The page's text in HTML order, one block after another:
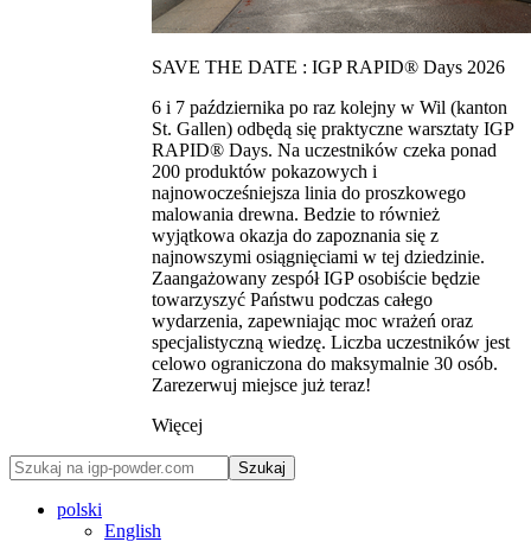
SAVE THE DATE : IGP RAPID® Days 2026
6 i 7 października po raz kolejny w Wil (kanton
St. Gallen) odbędą się praktyczne warsztaty IGP
RAPID® Days. Na uczestników czeka ponad
200 produktów pokazowych i
najnowocześniejsza linia do proszkowego
malowania drewna. Bedzie to również
wyjątkowa okazja do zapoznania się z
najnowszymi osiągnięciami w tej dziedzinie.
Zaangażowany zespół IGP osobiście będzie
towarzyszyć Państwu podczas całego
wydarzenia, zapewniając moc wrażeń oraz
specjalistyczną wiedzę. Liczba uczestników jest
celowo ograniczona do maksymalnie 30 osób.
Zarezerwuj miejsce już teraz!
Więcej
Szukaj
polski
English